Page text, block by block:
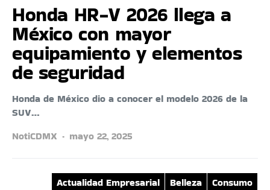
Honda HR-V 2026 llega a
México con mayor
equipamiento y elementos
de seguridad
Honda de México dio a conocer el modelo 2026 de la
SUV…
NotiCDMX
mayo 22, 2025
Actualidad Empresarial Belleza
Consumo